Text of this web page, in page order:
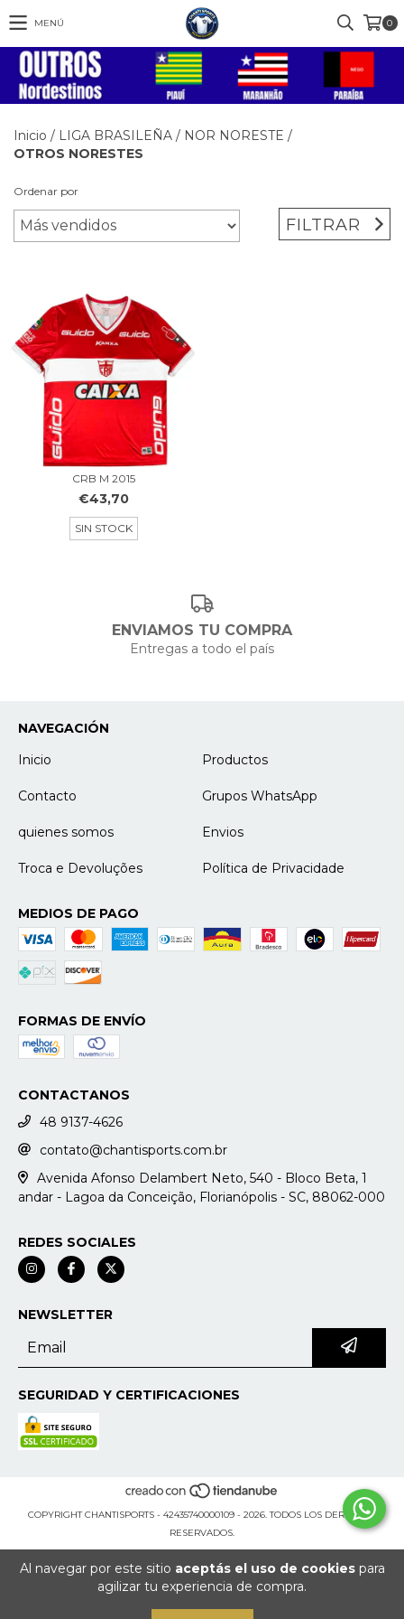
Al navegar por este sitio aceptás el uso de cookiespara
agilizar tu experiencia de compra.
MENÚ 0
Inicio / LIGA BRASILEÑA / NOR NORESTE /
OTROS NORESTES
Ordenar por
FILTRAR
CRB M 2015
€43,70
SIN STOCK
ENVIAMOS TU COMPRA
Entregas a todo el país
NAVEGACIÓN
Inicio
Productos
Contacto Grupos WhatsApp
quienes somos Envios
Troca e Devoluções Política de Privacidade
MEDIOS DE PAGO
FORMAS DE ENVÍO
CONTACTANOS
48 9137-4626
contato@chantisports.com.br
Avenida Afonso Delambert Neto, 540 - Bloco Beta, 1
andar - Lagoa da Conceição, Florianópolis - SC, 88062-000
REDES SOCIALES
NEWSLETTER
SEGURIDAD Y CERTIFICACIONES
COPYRIGHT CHANTISPORTS - 42435740000109 - 2026. TODOS LOS DERECHOS
RESERVADOS.